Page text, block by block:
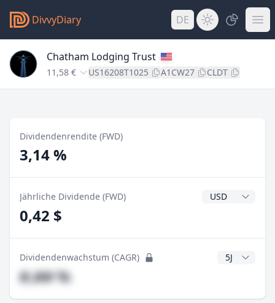
DivvyDiary DE
Chatham Lodging Trust
11,58 € US16208T1025 A1CW27 CLDT
Dividendenrendite (FWD)
3,14 %
Jährliche Dividende (FWD)
0,42 $
Dividendenwachstum (CAGR) CAGR Jahre
#,## %